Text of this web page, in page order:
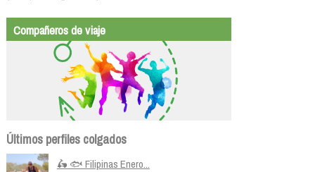
Compañeros de viaje
Últimos perfiles colgados
🛵 🐟 Filipinas Enero...